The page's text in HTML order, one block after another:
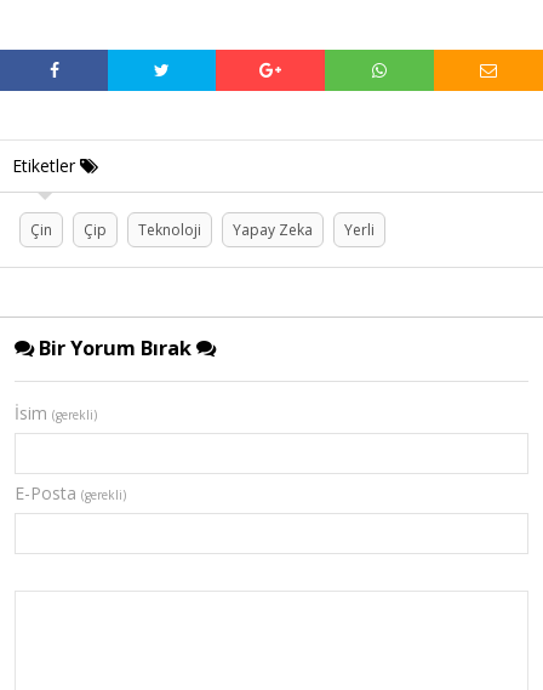
Etiketler
Çin Çip Teknoloji Yapay Zeka Yerli
Bir Yorum Bırak
İsim (gerekli)
E-Posta (gerekli)